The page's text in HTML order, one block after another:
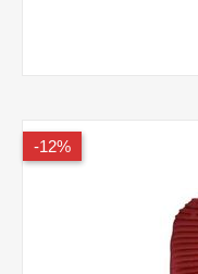
12%-